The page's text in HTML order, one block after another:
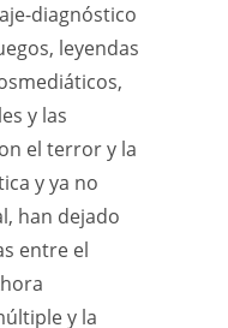
diagnóstico
leyendas
y las
el terror y la
y ya no
han dejado
entre el
y la